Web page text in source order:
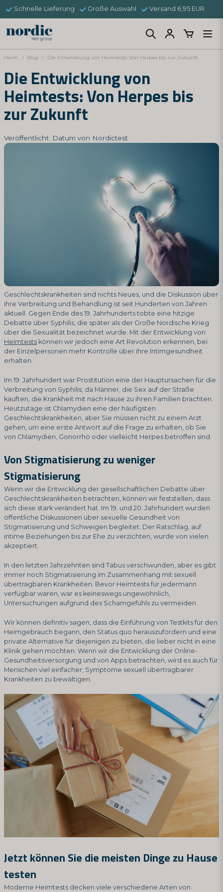
Schnelle Lieferung Große Auswahl Versand 6,95 EUR
Heim Blog Die Entwicklung von Heimtests: Von Herpes bis zur Zukunft
Die Entwicklung von
Heimtests: Von Herpes bis
zur Zukunft
Veröffentlicht: Datum von Nordictest
Geschlechtskrankheiten sind nichts Neues, und die Diskussion über
ihre Verbreitung und Behandlung ist seit Hunderten von Jahren
aktuell. Gegen Ende des 19. Jahrhunderts tobte eine hitzige
Debatte über Syphilis, die später als der Große Nordische Krieg
über die Sexualität bezeichnet wurde. Mit der Entwicklung von
Heimtests können wir jedoch eine Art Revolution erkennen, bei
der Einzelpersonen mehr Kontrolle über ihre Intimgesundheit
erhalten.
Im 19. Jahrhundert war Prostitution eine der Hauptursachen für die
Verbreitung von Syphilis, da Männer, die Sex auf der Straße
kauften, die Krankheit mit nach Hause zu ihren Familien brachten.
Heutzutage ist Chlamydien eine der häufigsten
Geschlechtskrankheiten, aber Sie müssen nicht zu einem Arzt
gehen, um eine erste Antwort auf die Frage zu erhalten, ob Sie
von Chlamydien, Gonorrhö oder vielleicht Herpes betroffen sind.
Von Stigmatisierung zu weniger
Stigmatisierung
Wenn wir die Entwicklung der gesellschaftlichen Debatte über
Geschlechtskrankheiten betrachten, können wir feststellen, dass
sich diese stark verändert hat. Im 19. und 20. Jahrhundert wurden
öffentliche Diskussionen über sexuelle Gesundheit von
Stigmatisierung und Schweigen begleitet. Der Ratschlag, auf
intime Beziehungen bis zur Ehe zu verzichten, wurde von vielen
akzeptiert.
In den letzten Jahrzehnten sind Tabus verschwunden, aber es gibt
immer noch Stigmatisierung im Zusammenhang mit sexuell
übertragbaren Krankheiten. Bevor Heimtests für jedermann
verfügbar waren, war es keineswegs ungewöhnlich,
Untersuchungen aufgrund des Schamgefühls zu vermeiden.
Wir können definitiv sagen, dass die Einführung von Testkits für den
Heimgebrauch begann, den Status quo herauszufordern und eine
private Alternative für diejenigen zu bieten, die lieber nicht in eine
Klinik gehen möchten. Wenn wir die Entwicklung der Online-
Gesundheitsversorgung und von Apps betrachten, wird es auch für
Menschen viel einfacher, Symptome sexuell übertragbarer
Krankheiten zu bewältigen.
Jetzt können Sie die meisten Dinge zu Hause
testen
Moderne Heimtests decken viele verschiedene Arten von